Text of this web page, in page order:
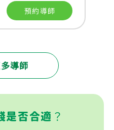
預約導師
導師
是否合適？